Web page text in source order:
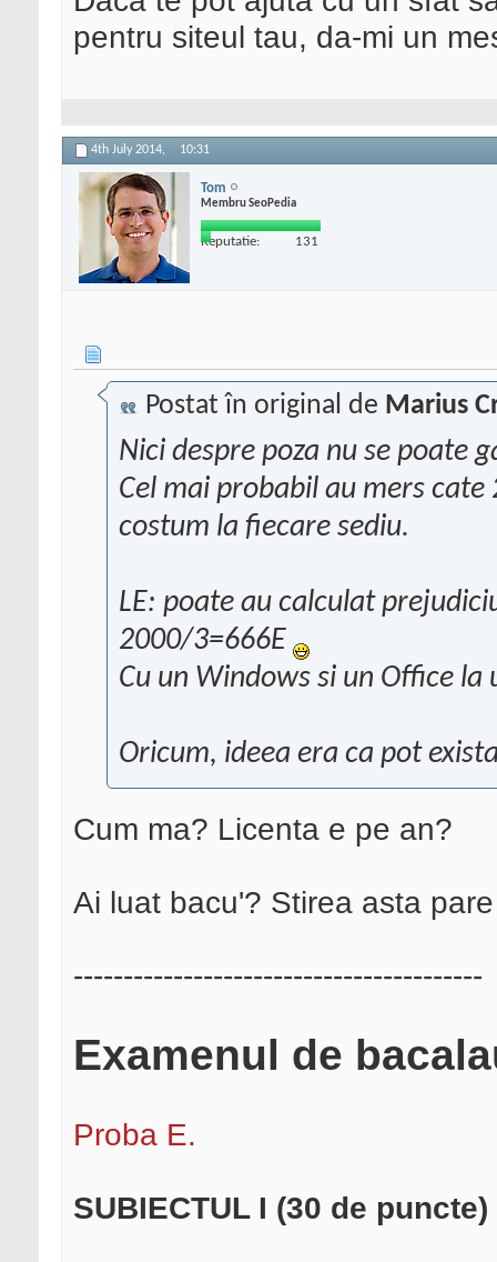
pentru siteul tau, da-mi un
4th July 2014, 10:31
Tom
Membru SeoPedia
Reputatie: 131
Postat în original de Marius
Nici despre poza nu se poate
Cel mai probabil au mers
costum la fiecare sediu.
LE: poate au calculat
2000/3=666E
Cu un Windows si un Office
Oricum, ideea era ca pot
Cum ma? Licenta e pe an?
Ai luat bacu'? Stirea asta
-----------------------------------------
Examenul de
Proba E.
SUBIECTUL I (30 de puncte)